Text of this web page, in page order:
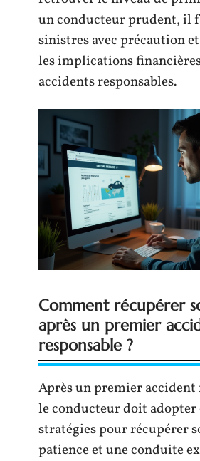
un conducteur prudent, il
sinistres avec précaution
les implications
accidents responsables.
Comment récupérer
après un premier
responsable ?
Après un premier accident
le conducteur doit adopter
stratégies pour récupérer
patience et une conduite